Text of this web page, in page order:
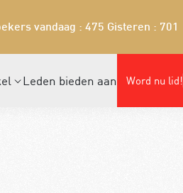
vandaag : 475 Gisteren : 701
Leden bieden aan Word nu lid!